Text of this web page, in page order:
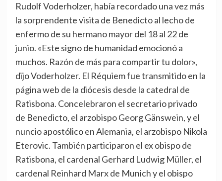
Rudolf Voderholzer, había recordado una vez más
la sorprendente visita de Benedicto al lecho de
enfermo de su hermano mayor del 18 al 22 de
junio. «Este signo de humanidad emocionó a
muchos. Razón de más para compartir tu dolor»,
dijo Voderholzer. El Réquiem fue transmitido en la
página web de la diócesis desde la catedral de
Ratisbona. Concelebraron el secretario privado
de Benedicto, el arzobispo Georg Gänswein, y el
nuncio apostólico en Alemania, el arzobispo Nikola
Eterovic. También participaron el ex obispo de
Ratisbona, el cardenal Gerhard Ludwig Müller, el
cardenal Reinhard Marx de Munich y el obispo